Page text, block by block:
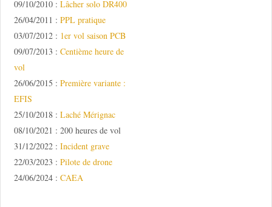
09/10/2010 : Lâcher solo DR400
26/04/2011 : PPL pratique
03/07/2012 : 1er vol saison PCB
09/07/2013 : Centième heure de
vol
26/06/2015 : Première variante :
EFIS
25/10/2018 : Laché Mérignac
08/10/2021 : 200 heures de vol
31/12/2022 : Incident grave
22/03/2023 : Pilote de drone
24/06/2024 : CAEA